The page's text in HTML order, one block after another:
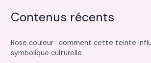
Contenus récents
Rose couleur : comment cette teinte
symbolique culturelle